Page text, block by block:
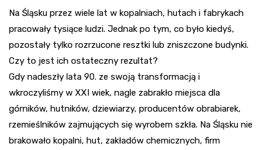
Na Śląsku przez wiele lat w kopalniach, hutach i fabrykach
pracowały tysiące ludzi. Jednak po tym, co było kiedyś,
pozostały tylko rozrzucone resztki lub zniszczone budynki.
Czy to jest ich ostateczny rezultat?
Gdy nadeszły lata 90. ze swoją transformacją i
wkroczyliśmy w XXI wiek, nagle zabrakło miejsca dla
górników, hutników, dziewiarzy, producentów obrabiarek,
rzemieślników zajmujących się wyrobem szkła. Na Śląsku nie
brakowało kopalni, hut, zakładów chemicznych, firm